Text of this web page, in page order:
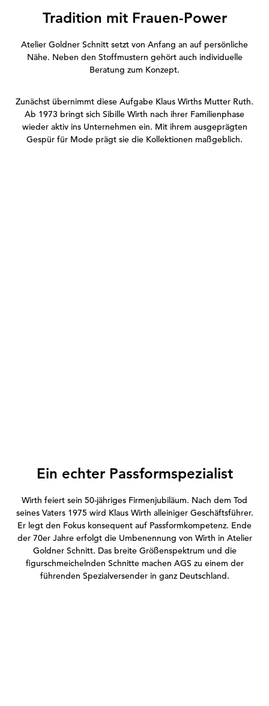
Tradition mit Frauen-Power
Atelier Goldner Schnitt setzt von Anfang an auf persönliche
Nähe. Neben den Stoffmustern gehört auch individuelle
Beratung zum Konzept.
Zunächst übernimmt diese Aufgabe Klaus Wirths Mutter Ruth.
Ab 1973 bringt sich Sibille Wirth nach ihrer Familienphase
wieder aktiv ins Unternehmen ein. Mit ihrem ausgeprägten
Gespür für Mode prägt sie die Kollektionen maßgeblich.
Ein echter Passformspezialist
Wirth feiert sein 50-jähriges Firmenjubiläum. Nach dem Tod
seines Vaters 1975 wird Klaus Wirth alleiniger Geschäftsführer.
Er legt den Fokus konsequent auf Passformkompetenz. Ende
der 70er Jahre erfolgt die Umbenennung von Wirth in Atelier
Goldner Schnitt. Das breite Größenspektrum und die
figurschmeichelnden Schnitte machen AGS zu einem der
führenden Spezialversender in ganz Deutschland.